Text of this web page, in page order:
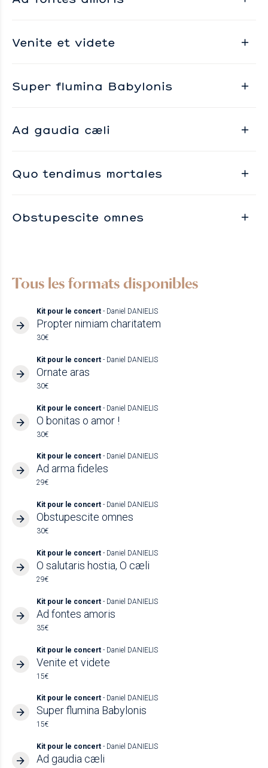
Venite et videte
Super flumina Babylonis
Ad gaudia cæli
Quo tendimus mortales
Obstupescite omnes
Tous les formats disponibles
Kit pour le concert - Daniel DANIELIS
Propter nimiam charitatem
30€
Kit pour le concert - Daniel DANIELIS
Ornate aras
30€
Kit pour le concert - Daniel DANIELIS
O bonitas o amor !
30€
Kit pour le concert - Daniel DANIELIS
Ad arma fideles
29€
Kit pour le concert - Daniel DANIELIS
Obstupescite omnes
30€
Kit pour le concert - Daniel DANIELIS
O salutaris hostia, O cæli
29€
Kit pour le concert - Daniel DANIELIS
Ad fontes amoris
35€
Kit pour le concert - Daniel DANIELIS
Venite et videte
15€
Kit pour le concert - Daniel DANIELIS
Super flumina Babylonis
15€
Kit pour le concert - Daniel DANIELIS
Ad gaudia cæli